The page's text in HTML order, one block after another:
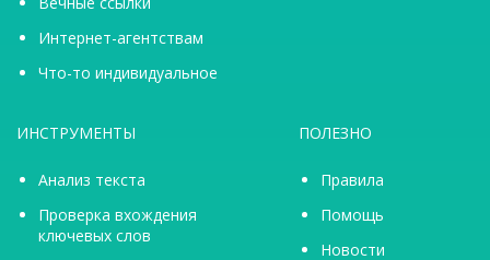
Интернет-агентствам
Что-то индивидуальное
ИНСТРУМЕНТЫ
Анализ текста
Проверка вхождения
ключевых слов
ПОЛЕЗНО
Правила
Помощь
Новости